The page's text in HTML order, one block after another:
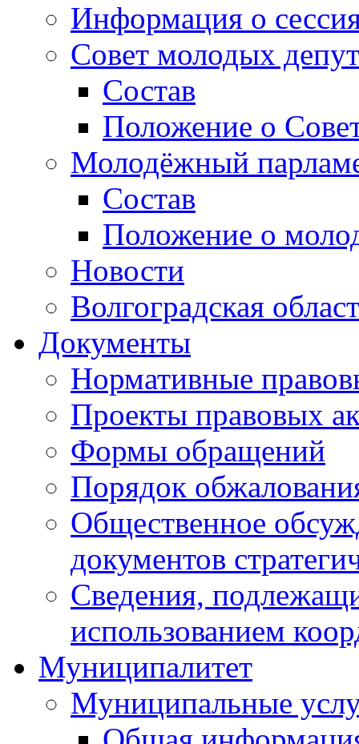
Информация о
Совет молодых
Состав
Положение о
Молодёжный
Состав
Положение о
Новости
Волгоградская
Документы
Нормативные
Проекты правовых
Формы обращений
Порядок
Общественное
документов
Сведения,
использованием
Муниципалитет
Муниципальные